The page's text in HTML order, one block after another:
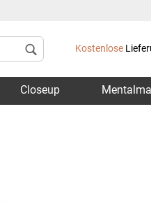
Lieferland
Kostenlose
Closeup